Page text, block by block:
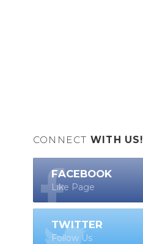
CONNECT WITH US!
FACEBOOK
Like Page
TWITTER
Follow Us